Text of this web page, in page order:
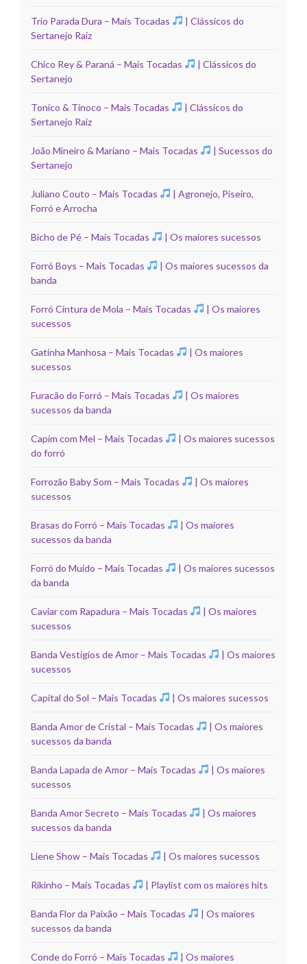
Trio Parada Dura – Mais Tocadas
| Clássicos do
Sertanejo Raiz
Chico Rey & Paraná – Mais Tocadas
| Clássicos do
Sertanejo
Tonico & Tinoco – Mais Tocadas
| Clássicos do
Sertanejo Raiz
João Mineiro & Mariano – Mais Tocadas
| Sucessos do
Sertanejo
Juliano Couto – Mais Tocadas
| Agronejo, Piseiro,
Forró e Arrocha
Bicho de Pé – Mais Tocadas | Os maiores sucessos
Forró Boys – Mais Tocadas
| Os maiores sucessos da
banda
Forró Cintura de Mola – Mais Tocadas
| Os maiores
sucessos
Gatinha Manhosa – Mais Tocadas
| Os maiores
sucessos
Furacão do Forró – Mais Tocadas
| Os maiores
sucessos da banda
Capim com Mel – Mais Tocadas
| Os maiores sucessos
do forró
Forrozão Baby Som – Mais Tocadas
| Os maiores
sucessos
Brasas do Forró – Mais Tocadas
| Os maiores
sucessos da banda
Forró do Muído – Mais Tocadas
| Os maiores sucessos
da banda
Caviar com Rapadura – Mais Tocadas
| Os maiores
sucessos
Banda Vestígios de Amor – Mais Tocadas
| Os maiores
sucessos
Capital do Sol – Mais Tocadas | Os maiores sucessos
Banda Amor de Cristal – Mais Tocadas
| Os maiores
sucessos da banda
Banda Lapada de Amor – Mais Tocadas
| Os maiores
sucessos
Banda Amor Secreto – Mais Tocadas
| Os maiores
sucessos da banda
Liene Show – Mais Tocadas | Os maiores sucessos
Rikinho – Mais Tocadas | Playlist com os maiores hits
Banda Flor da Paixão – Mais Tocadas
| Os maiores
sucessos da banda
Conde do Forró – Mais Tocadas
| Os maiores